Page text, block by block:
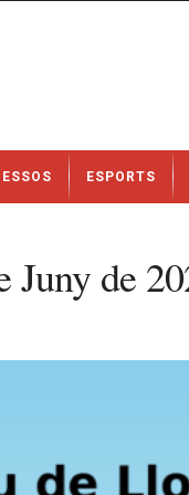
ESPORTS
Juny de